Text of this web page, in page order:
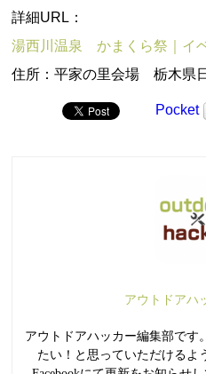
詳細URL：
湯西川温泉 かまくら祭｜イ
住所：平家の里会場 栃木県
Pocket
アウトドアハ
アウトドアハッカー編集部です
たい！と思っていただけるよ